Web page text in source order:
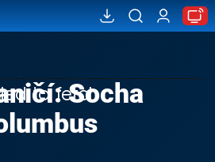
to fetchSocha